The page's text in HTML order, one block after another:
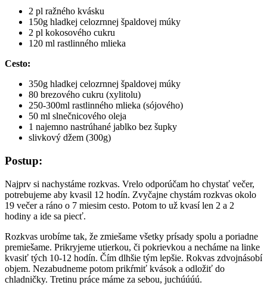
2 pl ražného kvásku
150g hladkej celozrnnej špaldovej múky
2 pl kokosového cukru
120 ml rastlinného mlieka
Cesto:
350g hladkej celozrnnej špaldovej múky
80 brezového cukru (xylitolu)
250-300ml rastlinného mlieka (sójového)
50 ml slnečnicového oleja
1 najemno nastrúhané jablko bez šupky
slivkový džem (300g)
Postup:
Najprv si nachystáme rozkvas. Vrelo odporúčam ho chystať večer,
potrebujeme aby kvasil 12 hodín. Zvyčajne chystám rozkvas okolo
19 večer a ráno o 7 miesim cesto. Potom to už kvasí len 2 a 2
hodiny a ide sa piecť.
Rozkvas urobíme tak, že zmiešame všetky prísady spolu a poriadne
premiešame. Prikryjeme utierkou, či pokrievkou a necháme na linke
kvasiť tých 10-12 hodín. Čím dlhšie tým lepšie. Rokvas zdvojnásobí
objem. Nezabudneme potom prikŕmiť kvások a odložiť do
chladničky. Tretinu práce máme za sebou, juchúúúú.